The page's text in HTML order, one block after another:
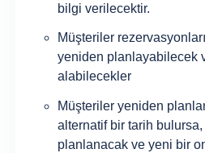
bilgi verilecektir.
Müşteriler
yeniden planlayabilecek
alabilecekler
Müşteriler yeniden
alternatif bir tarih
planlanacak ve yeni bir